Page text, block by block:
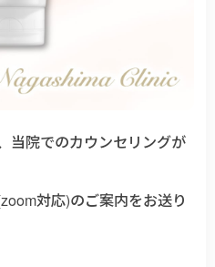
当院でのカウンセリングが
対応)のご案内をお送り